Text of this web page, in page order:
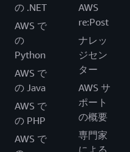
の .NET
AWS で
の
Python
AWS で
の Java
AWS で
の PHP
AWS で
AWS
re:Post
ナレッ
ジセン
ター
AWS サ
ポート
の概要
専門家